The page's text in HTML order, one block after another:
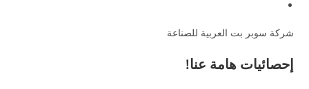
شركة سوبر بت العربية للصناعة
إحصائيات هامة عنا!